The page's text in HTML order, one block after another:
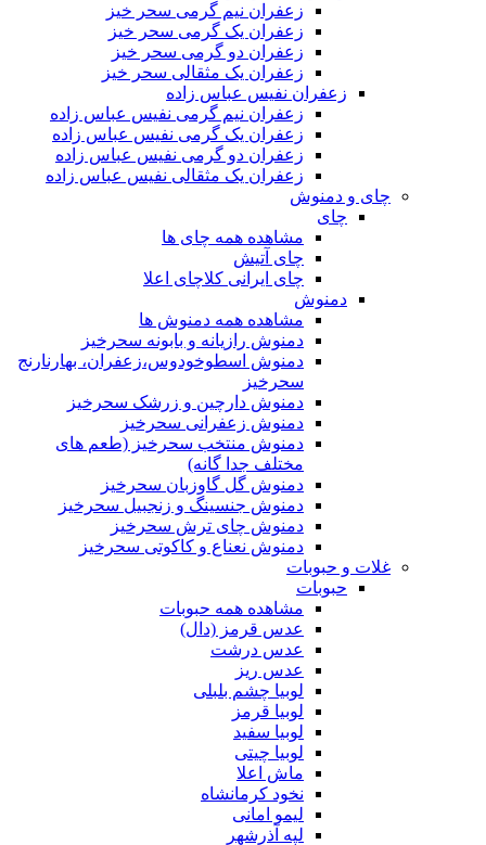
زعفران نیم گرمی سحر خیز
زعفران یک گرمی سحر خیز
زعفران دو گرمی سحر خیز
زعفران یک مثقالی سحر خیز
زعفران نفیس عباس زاده
زعفران نیم گرمی نفیس عباس زاده
زعفران یک گرمی نفیس عباس زاده
زعفران دو گرمی نفیس عباس زاده
زعفران یک مثقالی نفیس عباس زاده
چای و دمنوش
چای
مشاهده همه چای ها
چای آتیش
چای ایرانی کلاچای اعلا
دمنوش
مشاهده همه دمنوش ها
دمنوش رازیانه و بابونه سحرخیز
دمنوش اسطوخودوس،زعفران، بهارنارنج
سحرخیز
دمنوش دارچین و زرشک سحرخیز
دمنوش زعفرانی سحرخیز
دمنوش منتخب سحرخیز (طعم های
مختلف جدا گانه)
دمنوش گل گاوزبان سحرخیز
دمنوش جنسینگ و زنجبیل سحرخیز
دمنوش چای ترش سحرخیز
دمنوش نعناع و کاکوتی سحرخیز
غلات و حبوبات
حبوبات
مشاهده همه حبوبات
عدس قرمز (دال)
عدس درشت
عدس ریز
لوبیا چشم بلبلی
لوبیا قرمز
لوبیا سفید
لوبیا چیتی
ماش اعلا
نخود کرمانشاه
لیمو امانی
لپه آذرشهر